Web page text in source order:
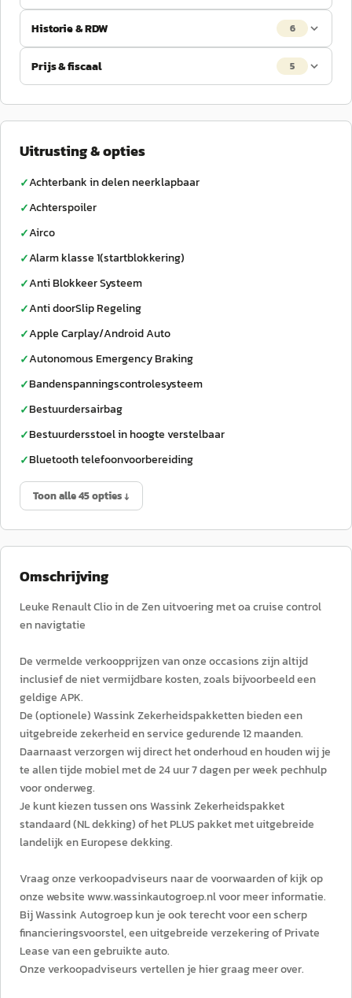
Historie & RDW 6
Prijs & fiscaal 5
Uitrusting & opties
✓Achterbank in delen neerklapbaar
✓Achterspoiler
✓Airco
✓Alarm klasse 1(startblokkering)
✓Anti Blokkeer Systeem
✓Anti doorSlip Regeling
✓Apple Carplay/Android Auto
✓Autonomous Emergency Braking
✓Bandenspanningscontrolesysteem
✓Bestuurdersairbag
✓Bestuurdersstoel in hoogte verstelbaar
✓Bluetooth telefoonvoorbereiding
Toon alle 45 opties ↓
Omschrijving
Leuke Renault Clio in de Zen uitvoering met oa cruise control
en navigtatie
De vermelde verkoopprijzen van onze occasions zijn altijd
inclusief de niet vermijdbare kosten, zoals bijvoorbeeld een
geldige APK.
De (optionele) Wassink Zekerheidspakketten bieden een
uitgebreide zekerheid en service gedurende 12 maanden.
Daarnaast verzorgen wij direct het onderhoud en houden wij je
te allen tijde mobiel met de 24 uur 7 dagen per week pechhulp
voor onderweg.
Je kunt kiezen tussen ons Wassink Zekerheidspakket
standaard (NL dekking) of het PLUS pakket met uitgebreide
landelijk en Europese dekking.
Vraag onze verkoopadviseurs naar de voorwaarden of kijk op
onze website www.wassinkautogroep.nl voor meer informatie.
Bij Wassink Autogroep kun je ook terecht voor een scherp
financieringsvoorstel, een uitgebreide verzekering of Private
Lease van een gebruikte auto.
Onze verkoopadviseurs vertellen je hier graag meer over.